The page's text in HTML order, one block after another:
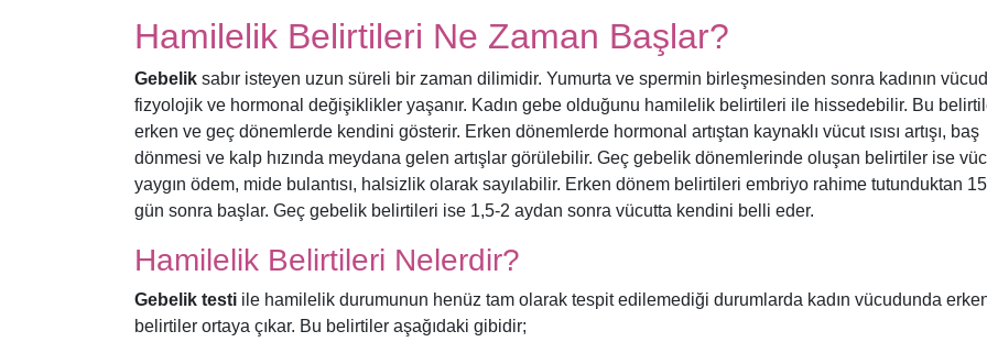
Hamilelik Belirtileri Ne Zaman Başlar?
Gebelik sabır isteyen uzun süreli bir zaman dilimidir. Yumurta ve spermin birleşmesinden sonra kadının
fizyolojik ve hormonal değişiklikler yaşanır. Kadın gebe olduğunu hamilelik belirtileri ile hissedebilir. Bu
erken ve geç dönemlerde kendini gösterir. Erken dönemlerde hormonal artıştan kaynaklı vücut ısısı artışı, baş
dönmesi ve kalp hızında meydana gelen artışlar görülebilir. Geç gebelik dönemlerinde oluşan belirtiler ise
yaygın ödem, mide bulantısı, halsizlik olarak sayılabilir. Erken dönem belirtileri embriyo rahime tutunduktan
gün sonra başlar. Geç gebelik belirtileri ise 1,5-2 aydan sonra vücutta kendini belli eder.
Hamilelik Belirtileri Nelerdir?
Gebelik testi ile hamilelik durumunun henüz tam olarak tespit edilemediği durumlarda kadın vücudunda
belirtiler ortaya çıkar. Bu belirtiler aşağıdaki gibidir;